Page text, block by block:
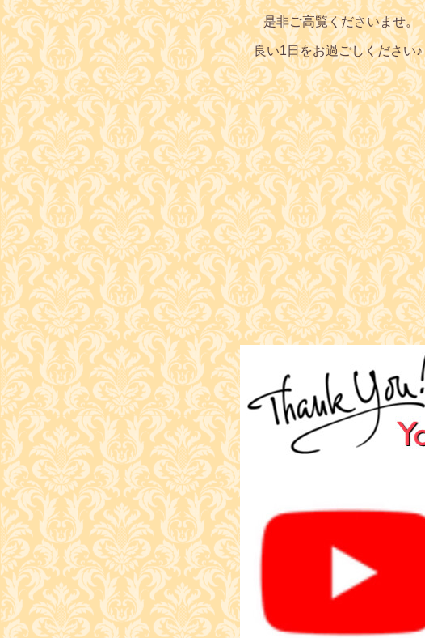
是非ご高覧くださいませ。
良い1日をお過ごしください♪